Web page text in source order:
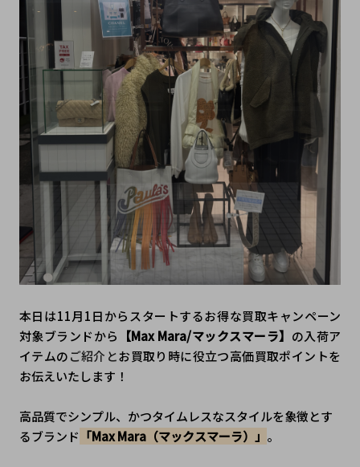
本日は11月1日からスタートするお得な買取キャンペーン
対象ブランドから
【Max Mara/マックスマーラ】 の入荷ア
イテムのご紹介とお買取り時に役立つ高価買取ポイントを
お伝えいたします！
高品質でシンプル、かつタイムレスなスタイルを象徴とす
るブランド 「Max Mara（マックスマーラ）」 。